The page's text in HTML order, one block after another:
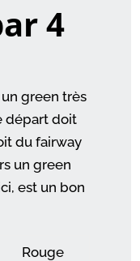
4
un green très
départ doit
du fairway
un green
est un bon
Rouge